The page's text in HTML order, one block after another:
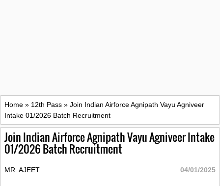
Home » 12th Pass » Join Indian Airforce Agnipath Vayu Agniveer
Intake 01/2026 Batch Recruitment
Join Indian Airforce Agnipath Vayu Agniveer Intake
01/2026 Batch Recruitment
MR. AJEET 04/01/2025